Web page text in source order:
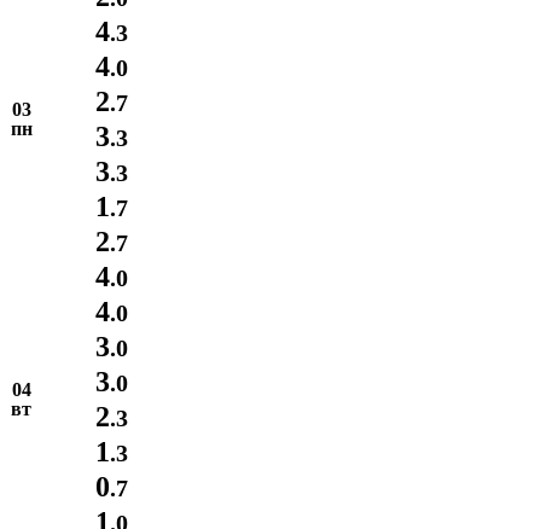
03
пн
4.3
4.0
2.7
3.3
3.3
1.7
2.7
04
вт
4.0
4.0
3.0
3.0
2.3
1.3
0.7
1.0